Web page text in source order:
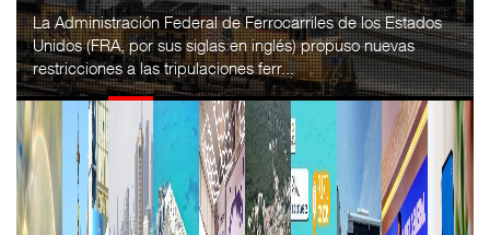
La Administración Federal de Ferrocarriles de los Estados
Unidos (FRA, por sus siglas en inglés) propuso nuevas
restricciones a las tripulaciones ferr...